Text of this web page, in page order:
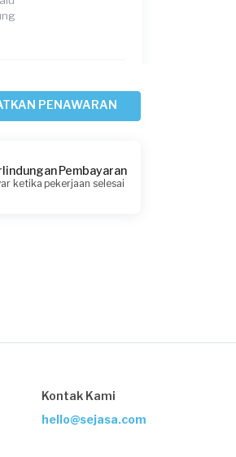
PENAWARAN
Pembayaran
ketika pekerjaan selesai
Kontak Kami
hello@sejasa.com